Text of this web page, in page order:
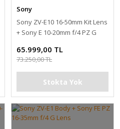
Sony
Sony ZV-E10 16-50mm Kit Lens
+ Sony E 10-20mm f/4 PZ G
65.999,00 TL
73.250,00 TL
Stokta Yok